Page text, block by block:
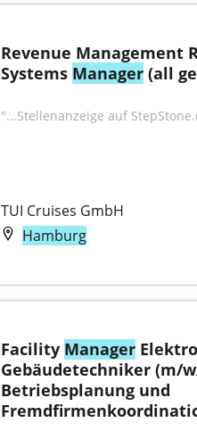
Revenue Management
Systems Manager (all
"...Stellenanzeige auf
TUI Cruises GmbH
Hamburg
Facility Manager
Gebäudetechniker (m/
Betriebsplanung und